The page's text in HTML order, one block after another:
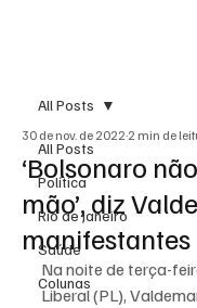
All Posts
Política
Rio de Janeiro
Saúde
Colunas
All Posts
‘Bolsonaro
mão’, diz
manifestantes
30 de nov. de 2022 2 min de
Na noite de terça-
Liberal (PL),